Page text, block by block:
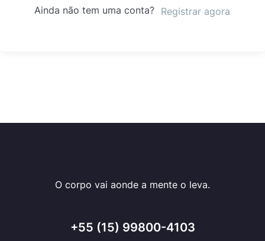
Ainda não tem uma conta? Registrar agora
O corpo vai aonde a mente o leva.
+55 (15) 99800-4103